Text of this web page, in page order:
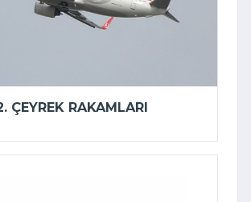
ÇEYREK RAKAMLARI